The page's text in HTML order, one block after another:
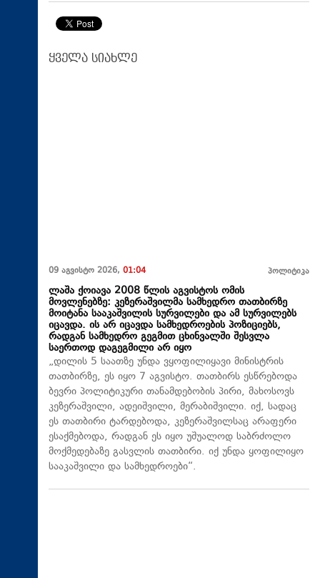
ყველა სიახლე
09 აგვისტო 2026, 01:04 პოლიტიკა
ლაშა ქოიავა 2008 წლის აგვისტოს ომის
მოვლენებზე: კეზერაშვილმა სამხედრო თათბირზე
მოიტანა სააკაშვილის სურვილები და ამ სურვილებს
იცავდა. ის არ იცავდა სამხედროების პოზიციებს,
რადგან სამხედრო გეგმით ცხინვალში შესვლა
საერთოდ დაგეგმილი არ იყო
„დილის 5 საათზე უნდა ვყოფილიყავი მინისტრის
თათბირზე, ეს იყო 7 აგვისტო. თათბირს ესწრებოდა
ბევრი პოლიტიკური თანამდებობის პირი, მახოსოვს
კეზერაშვილი, ადეიშვილი, მერაბიშვილი. იქ, სადაც
ეს თათბირი ტარდებოდა, კეზერაშვილსაც არაფერი
ესაქმებოდა, რადგან ეს იყო უშუალოდ საბრძოლო
მოქმედებაზე გასვლის თათბირი. იქ უნდა ყოფილიყო
სააკაშვილი და სამხედროები“.